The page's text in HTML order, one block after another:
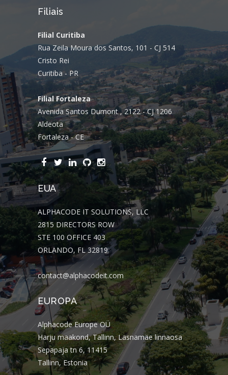
Filiais
Filial Curitiba
Rua Zeila Moura dos Santos, 101 - CJ 514
Cristo Rei
Curitiba - PR
Filial Fortaleza
Avenida Santos Dumont , 2122 - CJ 1206
Aldeota
Fortaleza - CE
EUA
ALPHACODE IT SOLUTIONS, LLC
2815 DIRECTORS ROW
STE 100 OFFICE 403
ORLANDO, FL 32819
contact@alphacodeit.com
EUROPA
Alphacode Europe OÜ
Harju maakond, Tallinn, Lasnamäe linnaosa
Sepapaja tn 6, 11415
Tallinn, Estonia